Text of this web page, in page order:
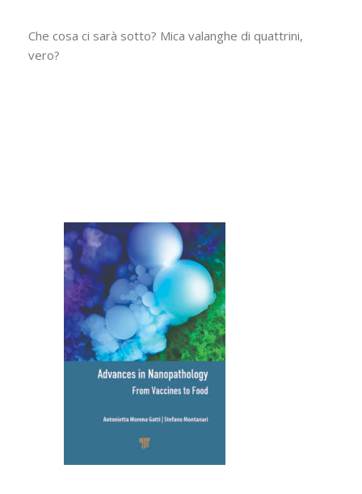
Che cosa ci sarà sotto? Mica valanghe di quattrini,
vero?